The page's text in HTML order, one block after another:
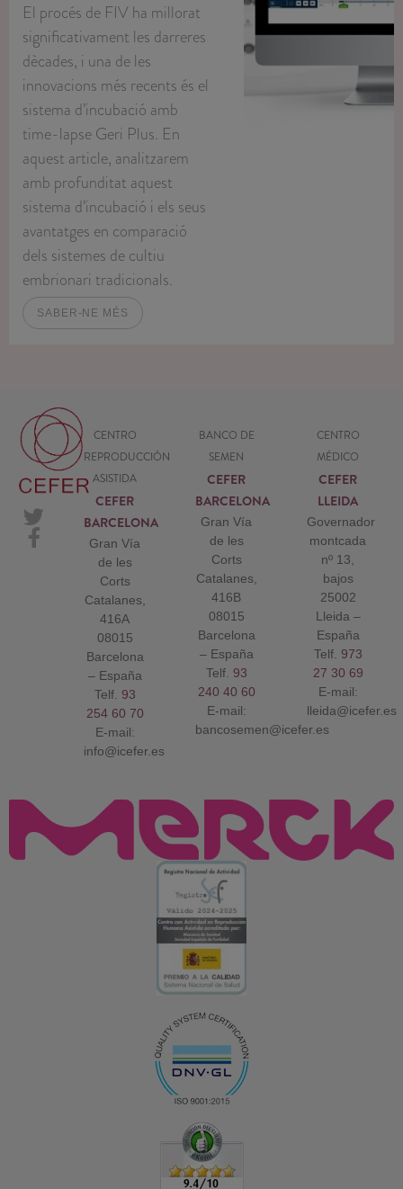
El procés de FIV ha millorat
significativament les darreres
dècades, i una de les
innovacions més recents és el
sistema d’incubació amb
time-lapse Geri Plus. En
aquest article, analitzarem
amb profunditat aquest
sistema d’incubació i els seus
avantatges en comparació
dels sistemes de cultiu
embrionari tradicionals.
SABER-NE MÉS
CENTRO
REPRODUCCIÓN
ASISTIDA
CEFER
BARCELONA
Gran Vía
de les
Corts
Catalanes,
416A
08015
Barcelona
– España
Telf. 93
254 60 70
E-mail:
info@icefer.es
BANCO DE
SEMEN
CEFER
BARCELONA
Gran Vía
de les
Corts
Catalanes,
416B
08015
Barcelona
– España
Telf. 93
240 40 60
E-mail:
bancosemen@icefer.es
CENTRO
MÉDICO
CEFER
LLEIDA
Governador
montcada
nº 13,
bajos
25002
Lleida –
España
Telf. 973
27 30 69
E-mail:
lleida@icefer.es